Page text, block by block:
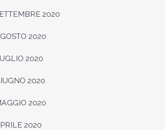
2020
2020
2020
2020
2020
2020